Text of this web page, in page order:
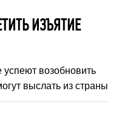
ИЗЪЯТИЕ
успеют возобновить
выслать из страны